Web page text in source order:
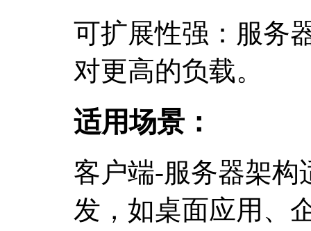
可扩展性强：服务
对更高的负载。
适用场景：
客户端-服务器架构
发，如桌面应用、